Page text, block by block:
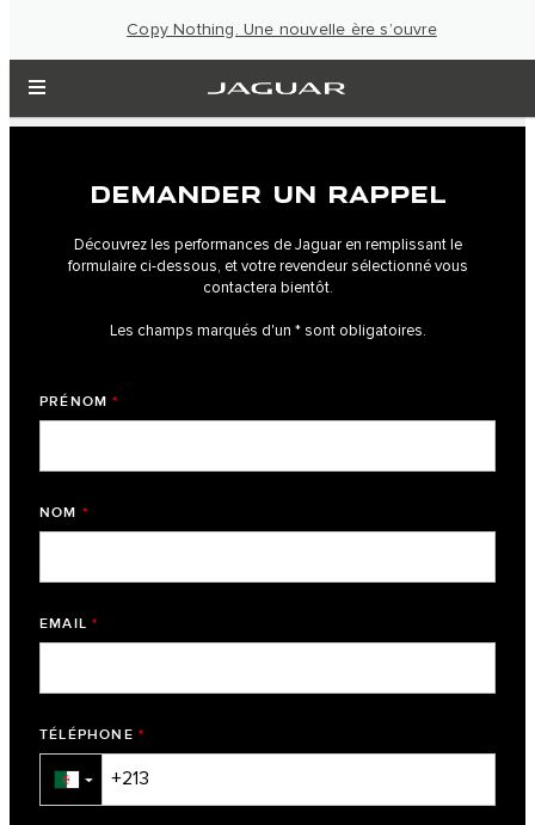
Copy Nothing. Une nouvelle ère s’ouvre
DEMANDER UN RAPPEL
Découvrez les performances de Jaguar en remplissant le
formulaire ci-dessous, et votre revendeur sélectionné vous
contactera bientôt.
Les champs marqués d'un * sont obligatoires.
PRÉNOM *
NOM *
EMAIL *
TÉLÉPHONE *
▼